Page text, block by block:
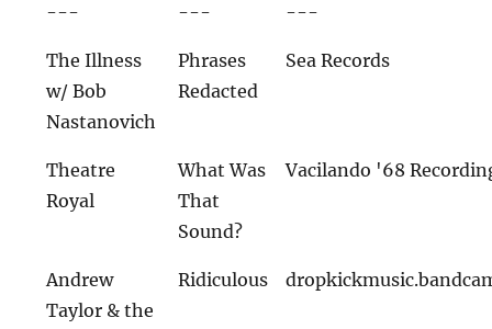
--- --- ---
The Illness
w/ Bob
Nastanovich
Phrases
Redacted
Sea Records
Theatre
Royal
What Was
That
Sound?
Vacilando '68
Andrew
Taylor & the
Ridiculous